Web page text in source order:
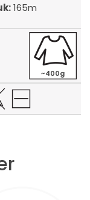
165m
~400g